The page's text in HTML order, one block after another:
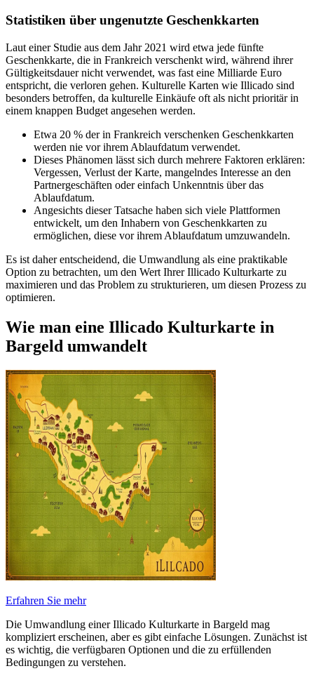
Statistiken über ungenutzte Geschenkkarten
Laut einer Studie aus dem Jahr 2021 wird etwa jede fünfte
Geschenkkarte, die in Frankreich verschenkt wird, während ihrer
Gültigkeitsdauer nicht verwendet, was fast eine Milliarde Euro
entspricht, die verloren gehen. Kulturelle Karten wie Illicado sind
besonders betroffen, da kulturelle Einkäufe oft als nicht prioritär in
einem knappen Budget angesehen werden.
Etwa 20 % der in Frankreich verschenken Geschenkkarten
werden nie vor ihrem Ablaufdatum verwendet.
Dieses Phänomen lässt sich durch mehrere Faktoren erklären:
Vergessen, Verlust der Karte, mangelndes Interesse an den
Partnergeschäften oder einfach Unkenntnis über das
Ablaufdatum.
Angesichts dieser Tatsache haben sich viele Plattformen
entwickelt, um den Inhabern von Geschenkkarten zu
ermöglichen, diese vor ihrem Ablaufdatum umzuwandeln.
Es ist daher entscheidend, die Umwandlung als eine praktikable
Option zu betrachten, um den Wert Ihrer Illicado Kulturkarte zu
maximieren und das Problem zu strukturieren, um diesen Prozess zu
optimieren.
Wie man eine Illicado Kulturkarte in
Bargeld umwandelt
Erfahren Sie mehr
Die Umwandlung einer Illicado Kulturkarte in Bargeld mag
kompliziert erscheinen, aber es gibt einfache Lösungen. Zunächst ist
es wichtig, die verfügbaren Optionen und die zu erfüllenden
Bedingungen zu verstehen.